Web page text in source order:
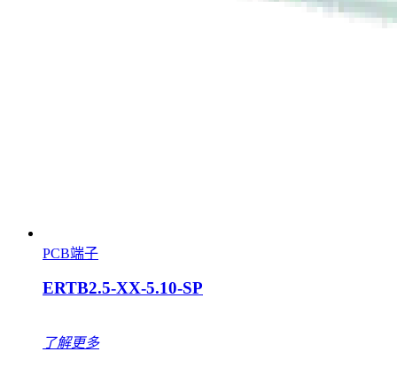
PCB端子
ERTB2.5-XX-5.10-SP
了解更多